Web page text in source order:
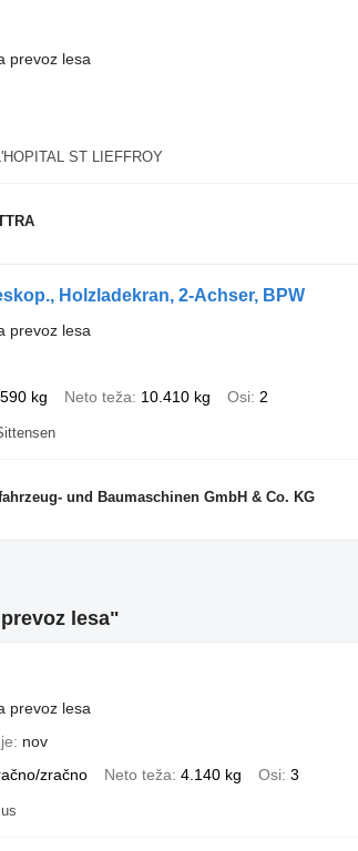
prevoz lesa
ST LIEFFROY
Holzladekran, 2-Achser, BPW
prevoz lesa
kg Neto teža 10.410 kg Osi 2
und Baumaschinen GmbH & Co. KG
lesa"
prevoz lesa
nov
zračno Neto teža 4.140 kg Osi 3